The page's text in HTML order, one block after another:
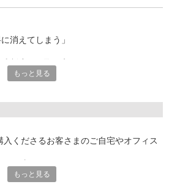
消えてしまう」
けている方をバックアップ◎
同士で快くフォロー
ルトならではの
キリ解決に導きます☆
もっと見る
くださるお客さまのご自宅やオフィス
れあう楽しさ、健康的な生活にお役立ち
もっと見る